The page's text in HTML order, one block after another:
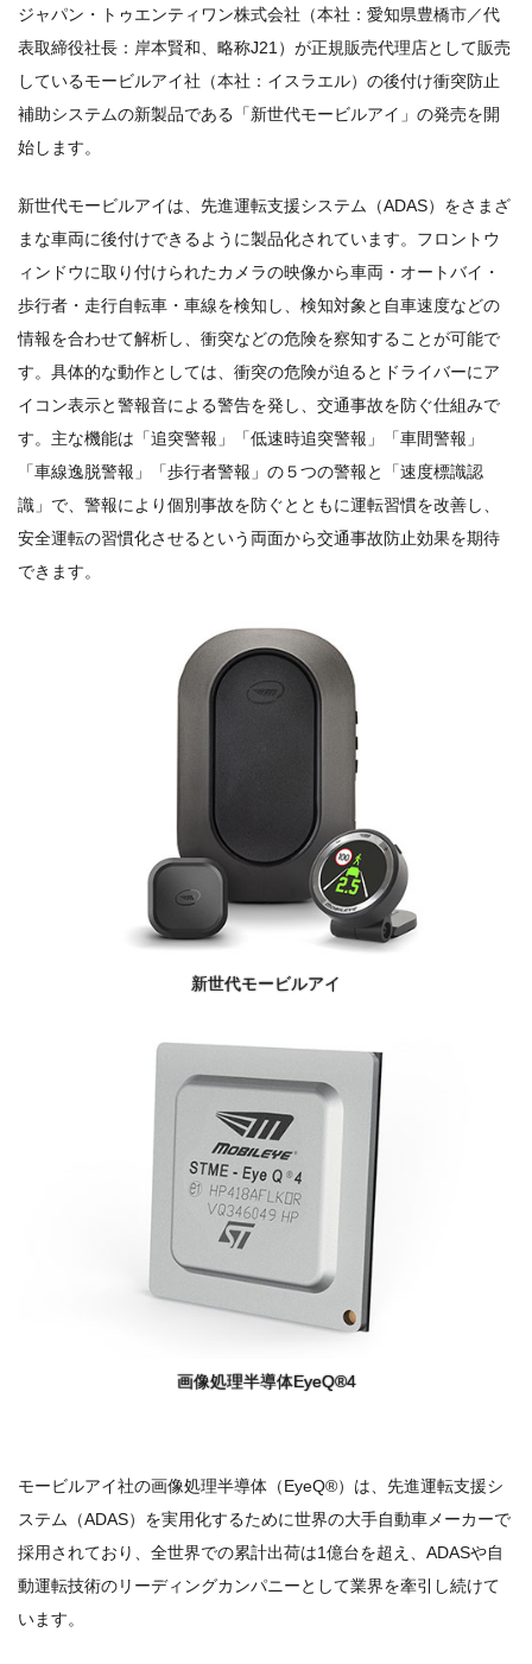
ジャパン・トゥエンティワン株式会社（本社：愛知県豊橋市／代
表取締役社長：岸本賢和、略称J21）が正規販売代理店として販売
しているモービルアイ社（本社：イスラエル）の後付け衝突防止
補助システムの新製品である「新世代モービルアイ」の発売を開
始します。
新世代モービルアイは、先進運転支援システム（ADAS）をさまざ
まな車両に後付けできるように製品化されています。フロントウ
ィンドウに取り付けられたカメラの映像から車両・オートバイ・
歩行者・走行自転車・車線を検知し、検知対象と自車速度などの
情報を合わせて解析し、衝突などの危険を察知することが可能で
す。具体的な動作としては、衝突の危険が迫るとドライバーにア
イコン表示と警報音による警告を発し、交通事故を防ぐ仕組みで
す。主な機能は「追突警報」「低速時追突警報」「車間警報」
「車線逸脱警報」「歩行者警報」の５つの警報と「速度標識認
識」で、警報により個別事故を防ぐとともに運転習慣を改善し、
安全運転の習慣化させるという両面から交通事故防止効果を期待
できます。
新世代モービルアイ
画像処理半導体EyeQ®4
モービルアイ社の画像処理半導体（EyeQ®）は、先進運転支援シ
ステム（ADAS）を実用化するために世界の大手自動車メーカーで
採用されており、全世界での累計出荷は1億台を超え、ADASや自
動運転技術のリーディングカンパニーとして業界を牽引し続けて
います。